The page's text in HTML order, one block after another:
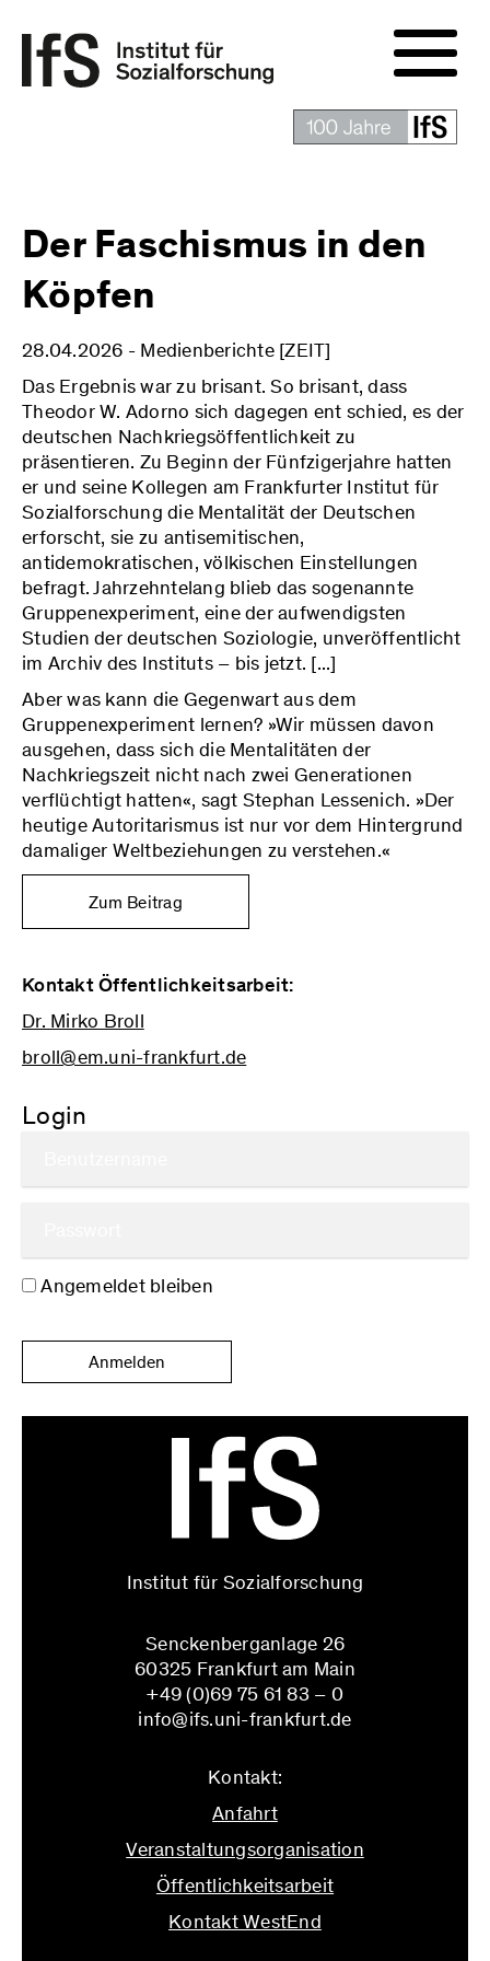
Der Faschismus in den
Köpfen
28.04.2026 - Medienberichte [ZEIT]
Das Ergebnis war zu brisant. So brisant, dass
Theodor W. Adorno sich dagegen ent schied, es der
deutschen Nachkriegsöffentlichkeit zu
präsentieren. Zu Beginn der Fünfzigerjahre hatten
er und seine Kollegen am Frankfurter Institut für
Sozialforschung die Mentalität der Deutschen
erforscht, sie zu antisemitischen,
antidemokratischen, völkischen Einstellungen
befragt. Jahrzehntelang blieb das sogenannte
Gruppenexperiment, eine der aufwendigsten
Studien der deutschen Soziologie, unveröffentlicht
im Archiv des Instituts – bis jetzt. [...]
Aber was kann die Gegenwart aus dem
Gruppenexperiment lernen? »Wir müssen davon
ausgehen, dass sich die Mentalitäten der
Nachkriegszeit nicht nach zwei Generationen
verflüchtigt hatten«, sagt Stephan Lessenich. »Der
heutige Autoritarismus ist nur vor dem Hintergrund
damaliger Weltbeziehungen zu verstehen.«
Zum Beitrag
Kontakt Öffentlichkeitsarbeit:
Dr. Mirko Broll
broll@em.uni-frankfurt.de
Login
Angemeldet bleiben
Anmelden
Institut für Sozialforschung
Senckenberganlage 26
60325 Frankfurt am Main
+49 (0)69 75 61 83 – 0
info@ifs.uni-frankfurt.de
Kontakt:
Anfahrt
Veranstaltungsorganisation
Öffentlichkeitsarbeit
Kontakt WestEnd